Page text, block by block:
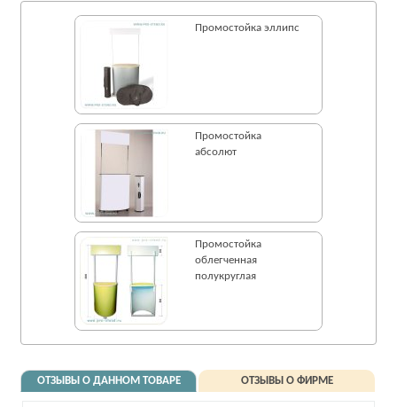
Промостойка эллипс
Промостойка
абсолют
Промостойка
облегченная
полукруглая
ОТЗЫВЫ О ДАННОМ ТОВАРЕ ОТЗЫВЫ О ФИРМЕ